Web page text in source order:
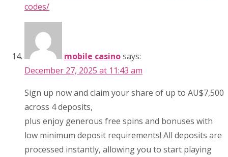
codes/
mobile casinosays:
December 27, 2025 at 11:43 am
Sign up now and claim your share of up to AU$7,500
across 4 deposits,
plus enjoy generous free spins and bonuses with
low minimum deposit requirements! All deposits are
processed instantly, allowing you to start playing